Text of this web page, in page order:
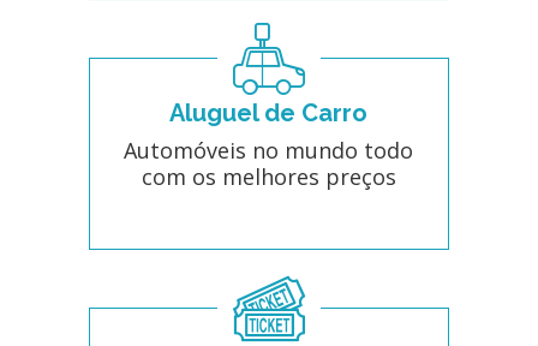
Aluguel de Carro
Automóveis no mundo todo
com os melhores preços